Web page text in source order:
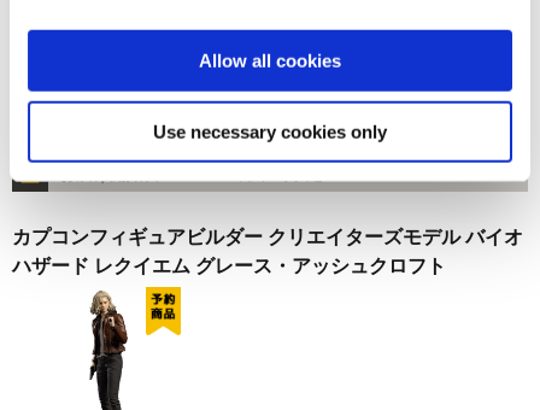
Allow all cookies
Use necessary cookies only
4,510円
カプコンフィギュアビルダー クリエイターズモデル バイオ
ハザード レクイエム グレース・アッシュクロフト